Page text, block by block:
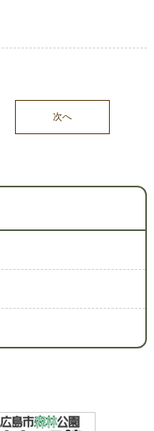
次へ